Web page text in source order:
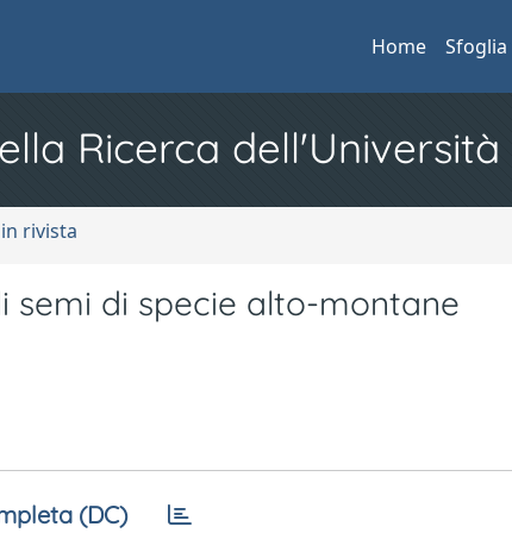
Home Sfoglia
Ricerca
rivista
semi di specie alto-montane
(DC)